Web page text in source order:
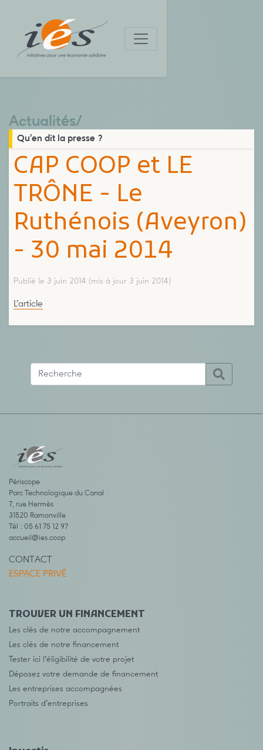
CAP COOP et LE
TRÔNE - Le
Ruthénois (Aveyron)
- 30 mai 2014
Publié le 3 juin 2014 (mis à jour 3 juin 2014)
L’article
Actualités/
Qu’en dit la presse ?
Périscope
Parc Technologique du Canal
7, rue Hermès
31520 Ramonville
Tél : 05 61 75 12 97
accueil@ies.coop
CONTACT
ESPACE PRIVÉ
TROUVER UN FINANCEMENT
Les clés de notre accompagnement
Les clés de notre financement
Tester ici l’éligibilité de votre projet
Déposez votre demande de financement
Les entreprises accompagnées
Portraits d’entreprises